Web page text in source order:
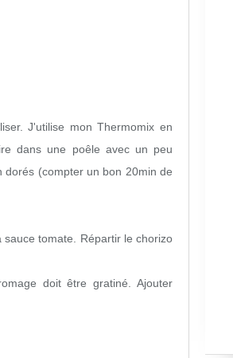
J'utilise mon Thermomix en
dans une poêle avec un peu
(compter un bon 20min de
tomate. Répartir le chorizo
doit être gratiné. Ajouter